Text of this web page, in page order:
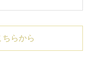
ちらから